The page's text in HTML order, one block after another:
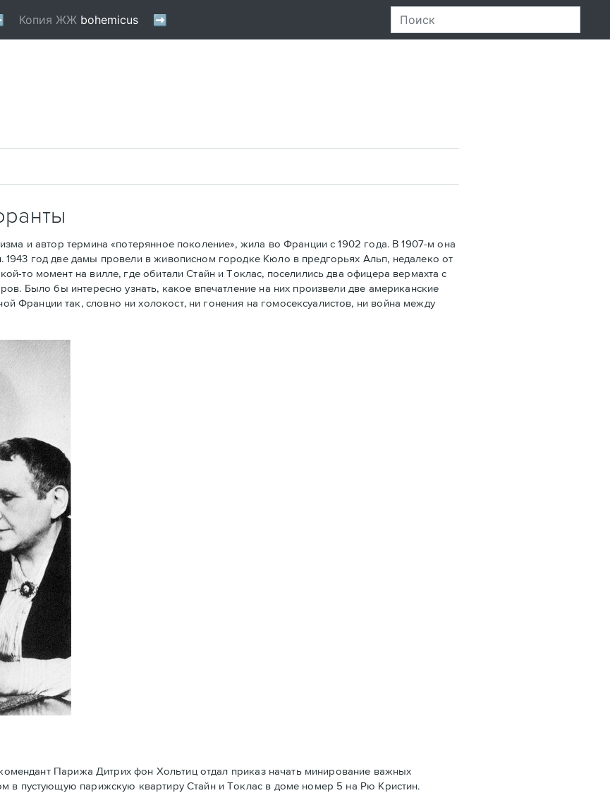
и автор термина «потерянное поколение», жила во Франции с 1902 года. В 1907-м она
год две дамы провели в живописном городке Кюло в предгорьях Альп, недалеко от
то момент на вилле, где обитали Стайн и Токлас, поселились два офицера вермахта с
Было бы интересно узнать, какое впечатление на них произвели две американские
Франции так, словно ни холокост, ни гонения на гомосексуалистов, ни война между
Парижа Дитрих фон Хольтиц отдал приказ начать минирование важных
в пустующую парижскую квартиру Стайн и Токлaс в домe номер 5 на Рю Кристин.